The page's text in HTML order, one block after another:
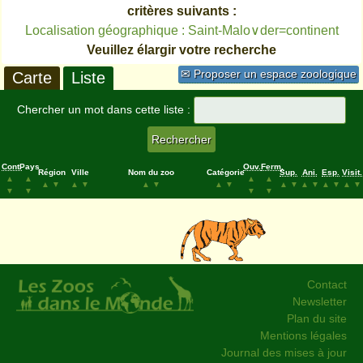
critères suivants :
Localisation géographique : Saint-Malo∨der=continent
Veuillez élargir votre recherche
✉ Proposer un espace zoologique
Carte Liste
Chercher un mot dans cette liste :
Cont.
▲
▼
Pays
▲
▼
Région
▲
▼
Ville
▲
▼
Nom du zoo
▲
▼
Catégorie
▲
▼
Ouv.
▲
▼
Ferm.
▲
▼
Sup.
▲
▼
Ani.
▲
▼
Esp.
▲
▼
Visit.
▲
▼
Contact
Newsletter
Plan du site
Mentions légales
Journal des mises à jour